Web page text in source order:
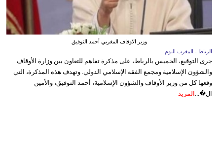
وزير الاوقاف المغربي أحمد التوفيق
الرباط - المغرب اليوم
جرى التوقيع، الخميس بالرباط، على مذكرة تفاهم للتعاون بين وزارة الأوقاف
والشؤون الإسلامية ومجمع الفقه الإسلامي الدولي. وتهدف هذه المذكرة، التي
وقعها كل من وزير الأوقاف والشؤون الإسلامية، أحمد التوفيق، والأمين
ال�... المزيد